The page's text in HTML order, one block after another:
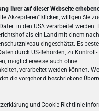
Ihrer auf dieser Webseite
Akzeptieren" klicken, willigen Sie
in den USA verarbeitet werden.
als ein Land mit einem
eingeschätzt. Es
durch US-Behörden, zu Kontroll-
möglicherweise auch ohne
verarbeitet werden können.
die vorgehend beschriebene
und Cookie-Richtlinie
ÜBER UNS
GAMER! Gamers.at ist das
und bringt täglich
zu PC- und
und aus der Welt des e-